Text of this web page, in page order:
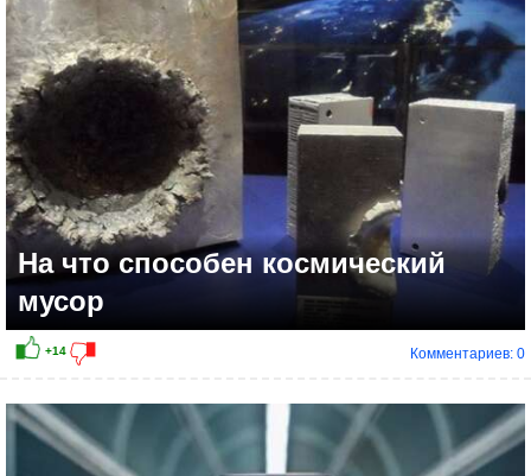
+7
На что способен космический
мусор
Комментариев: 0